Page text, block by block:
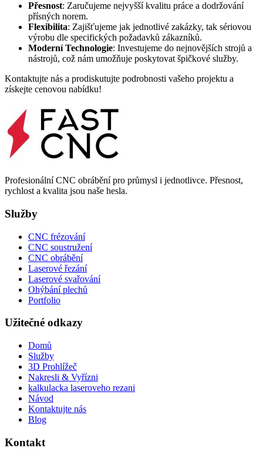
Přesnost: Zaručujeme nejvyšší kvalitu práce a dodržování
přísných norem.
Flexibilita: Zajišťujeme jak jednotlivé zakázky, tak sériovou
výrobu dle specifických požadavků zákazníků.
Moderní Technologie: Investujeme do nejnovějších strojů a
nástrojů, což nám umožňuje poskytovat špičkové služby.
Kontaktujte nás a prodiskutujte podrobnosti vašeho projektu a
získejte cenovou nabídku!
Profesionální CNC obrábění pro průmysl i jednotlivce. Přesnost,
rychlost a kvalita jsou naše hesla.
Služby
CNC frézování
CNC soustružení
CNC obrábění
Laserové řezání
Laserové svařování
Ohýbání plechů
Portfolio
Užitečné odkazy
Domů
Služby
3D Prohlížeč
Nakresli & Vyřízni
kalkulacka laseroveho rezani
Návod
Kontaktujte nás
Blog
Kontakt